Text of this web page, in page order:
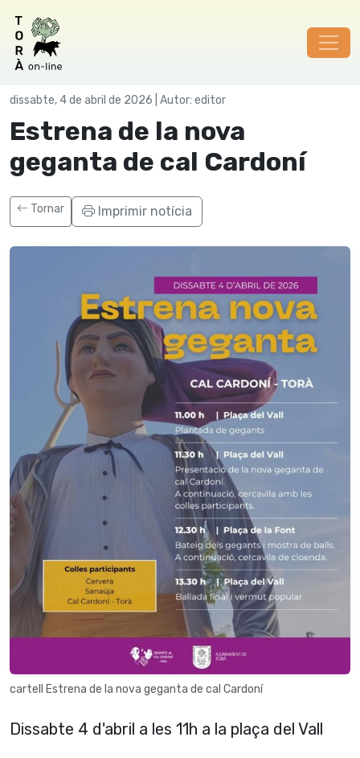
dissabte, 4 de abril de 2026 | Autor: editor
Estrena de la nova
geganta de cal Cardoní
Tornar Imprimir notícia
cartell Estrena de la nova geganta de cal Cardoní
Dissabte 4 d'abril a les 11h a la plaça del Vall